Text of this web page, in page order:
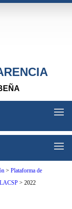
>Plataforma de
>2022